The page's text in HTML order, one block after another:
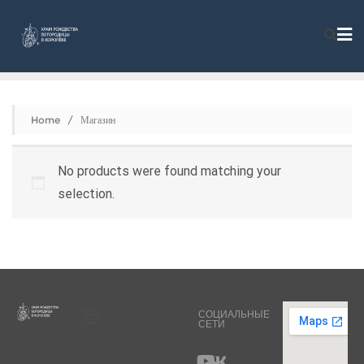
Home / Магазин
No products were found matching your
selection.
СОЦИАЛЬНЫЕ
СЕТИ